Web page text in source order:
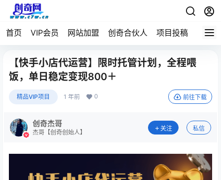
首页 VIP会员 网站加盟 创奇合伙人 项目投稿
【快手小店代运营】限时托管计划，全程喂
饭，单日稳定变现800＋
精品VIP项目 1 年前 0 前往下载
创奇杰哥
杰哥【创奇创始人】
关注 私信